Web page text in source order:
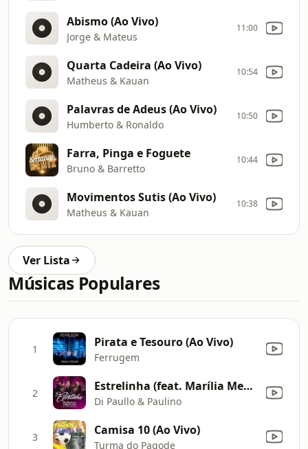
Abismo (Ao Vivo)
Jorge & Mateus
11:00
Quarta Cadeira (Ao Vivo)
Matheus & Kauan
10:54
Palavras de Adeus (Ao Vivo)
Humberto & Ronaldo
10:50
Farra, Pinga e Foguete
Bruno & Barretto
10:44
Movimentos Sutis (Ao Vivo)
Matheus & Kauan
10:38
Ver Lista
Músicas Populares
1 Pirata e Tesouro (Ao Vivo)
Ferrugem
2 Estrelinha (feat. Marília Mendonça) [Ao Vivo]
Di Paullo & Paulino
3 Camisa 10 (Ao Vivo)
Turma do Pagode